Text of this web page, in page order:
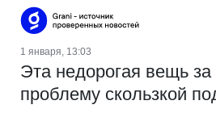
1 января, 13:03
Эта недорогая вещь
проблему скользкой